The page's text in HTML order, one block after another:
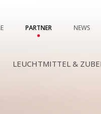
PARTNER NEWS
LEUCHTMITTEL &